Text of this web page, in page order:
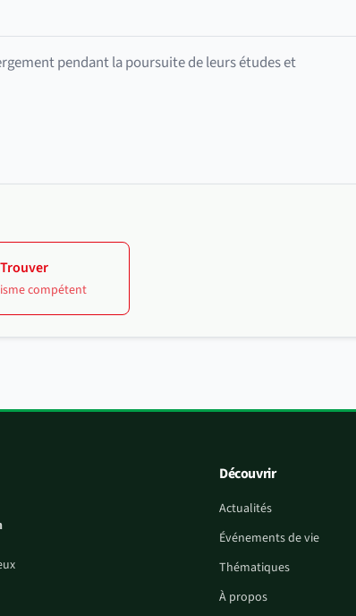
pendant la poursuite de leurs études et
Trouver
compétent
Découvrir
Actualités
Événements de vie
Thématiques
À propos